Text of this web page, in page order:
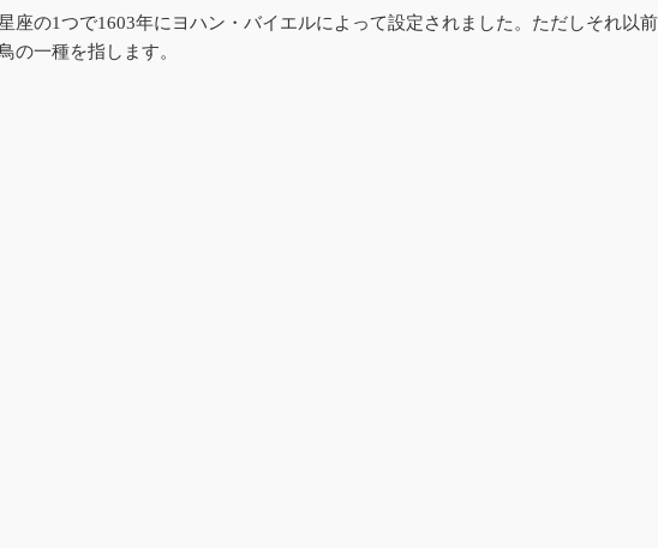
座の1つで1603年にヨハン・バイエルによって設定されました。ただしそれ以
の一種を指します。